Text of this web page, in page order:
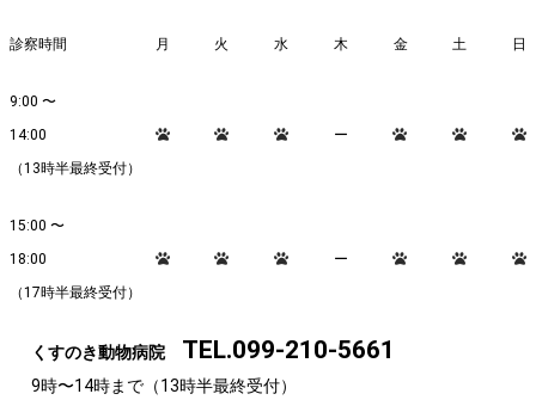
診察時間 月 火 水 木 金 土 日
9:00 〜
14:00
（13時半最終受付）
ー
15:00 〜
18:00
（17時半最終受付）
ー
くすのき動物病院 TEL.099-210-5661
9時〜14時まで（13時半最終受付）